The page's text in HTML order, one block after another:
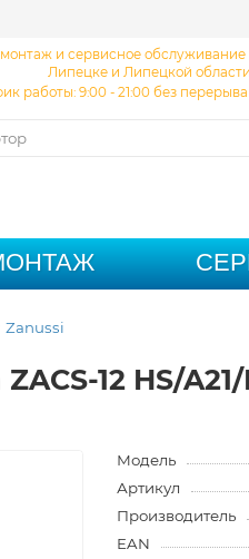
и сервисное
Липецке и Липецкой области
работы: 9:00 - 21:00 без
Zanussi
12 HS/A21/
Модель
Артикул
Производитель
EAN